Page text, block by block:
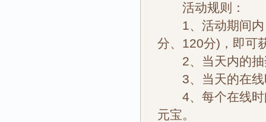
活动规则：
1、活动期间内
分、120分)，即可
2、当天内的抽
3、当天的在线
4、每个在线时
元宝。